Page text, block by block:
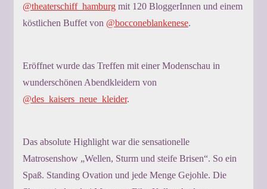
@theaterschiff_hamburg mit 120 BloggerInnen und einem
köstlichen Buffet von @bocconeblankenese.
Eröffnet wurde das Treffen mit einer Modenschau in
wunderschönen Abendkleidern von
@des_kaisers_neue_kleider.
Das absolute Highlight war die sensationelle
Matrosenshow „Wellen, Sturm und steife Brisen“. So ein
Spaß. Standing Ovation und jede Menge Gejohle. Die